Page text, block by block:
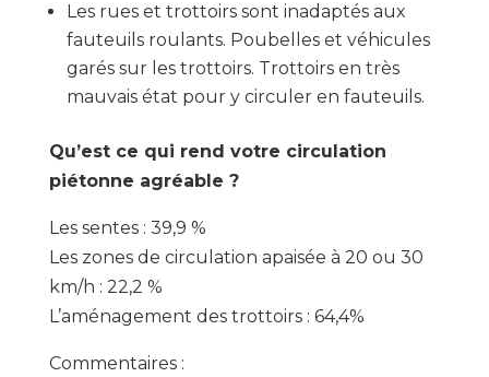
Les rues et trottoirs sont inadaptés aux
fauteuils roulants. Poubelles et véhicules
garés sur les trottoirs. Trottoirs en très
mauvais état pour y circuler en fauteuils.
Qu’est ce qui rend votre circulation
piétonne agréable ?
Les sentes : 39,9 %
Les zones de circulation apaisée à 20 ou 30
km/h : 22,2 %
L’aménagement des trottoirs : 64,4%
Commentaires :